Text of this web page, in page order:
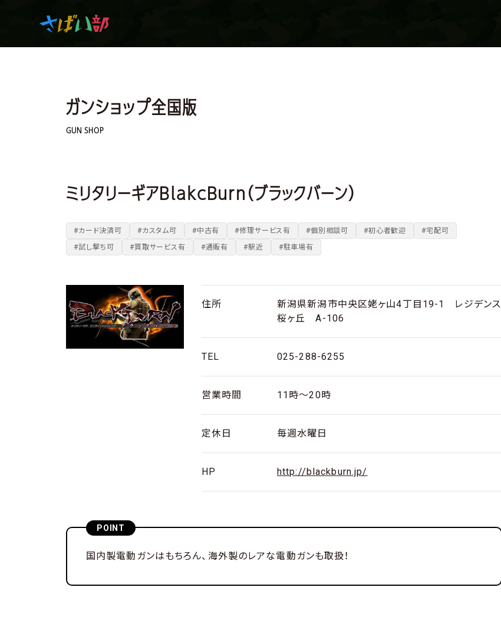
マンガ・アニメを観て
生き残れ！
ガンショップ全国版
GUN SHOP
ミリタリーギアBlakcBurn（ブラックバーン）
#カード決済可 #カスタム可 #中古有 #修理サービス有 #個別相談可 #初心者歓迎
#宅配可
#試し撃ち可
#買取サービス有 #通販有 #駅近 #駐車場有
住所
新潟県新潟市中央区姥ヶ山4丁目19-1 レジデンス
桜ヶ丘 A-106
TEL 025-288-6255
営業時間 11時〜20時
定休日 毎週水曜日
HP http://blackburn.jp/
POINT
国内製電動ガンはもちろん、海外製のレアな電動ガンも取扱！